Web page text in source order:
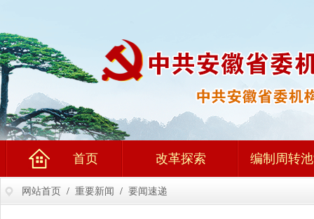
首页 改革探索 编制周转
网站首页 / 重要新闻 / 要闻速递